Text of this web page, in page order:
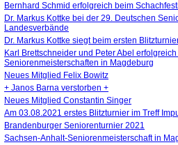
Bernhard Schmid erfolgreich beim
Dr. Markus Kottke bei der 29. Deutschen
Landesverbände
Dr. Markus Kottke siegt beim ersten
Karl Brettschneider und Peter Abel
Seniorenmeisterschaften in Magdeburg
Neues Mitglied Felix Bowitz
+ Janos Barna verstorben +
Neues Mitglied Constantin Singer
Am 03.08.2021 erstes Blitzturnier im Treff
Brandenburger Seniorenturnier 2021
Sachsen-Anhalt-Seniorenmeisterschaft in